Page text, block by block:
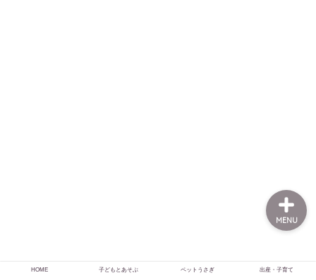
HOME 子どもとあそぶ ペットうさぎ 出産・子育て
MENU